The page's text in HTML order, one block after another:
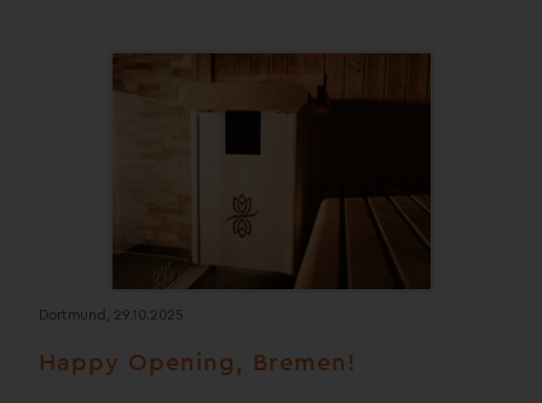
Dortmund, 29.10.2025
Happy Opening, Bremen!